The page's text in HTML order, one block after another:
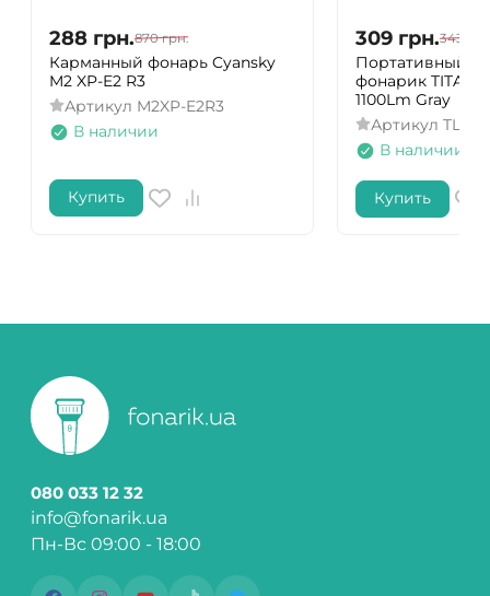
288 грн.870 грн.
Карманный фонарь Cyansky
M2 XP-E2 R3
Артикул M2XP-E2R3
В наличии
Купить
309 грн.343
Портативный
фонарик
1100Lm Gray
Артикул TLF-
В наличии
Купить
080 033 12 32
info@fonarik.ua
Пн-Вс 09:00 - 18:00